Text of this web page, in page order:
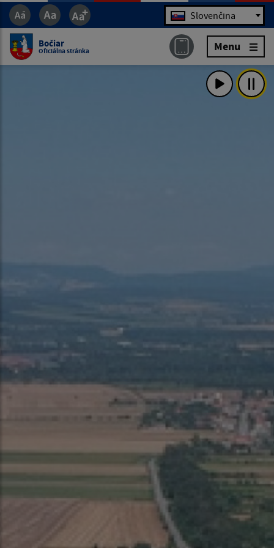
Jazyk Slovenčina
Bočiar
Oficiálna stránka Menu